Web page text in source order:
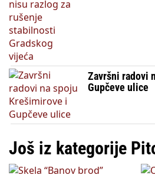
Završni radovi
Gupčeve ulice
Još iz kategorije